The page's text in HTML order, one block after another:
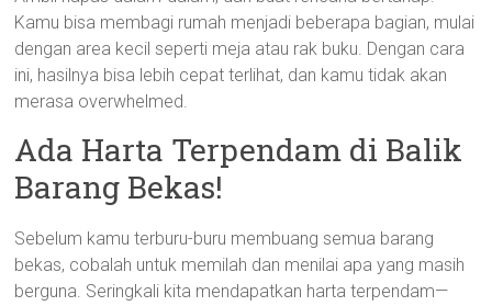
Kamu bisa membagi rumah menjadi beberapa bagian, mulai
dengan area kecil seperti meja atau rak buku. Dengan cara
ini, hasilnya bisa lebih cepat terlihat, dan kamu tidak akan
merasa overwhelmed.
Ada Harta Terpendam di Balik
Barang Bekas!
Sebelum kamu terburu-buru membuang semua barang
bekas, cobalah untuk memilah dan menilai apa yang masih
berguna. Seringkali kita mendapatkan harta terpendam—